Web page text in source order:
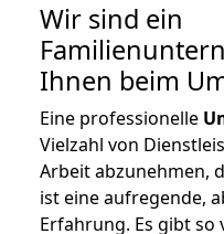
Wir sind ein
Ihnen beim
Eine professionelle
Vielzahl von
Arbeit abzunehmen,
ist eine aufregende,
Erfahrung. Es gibt so